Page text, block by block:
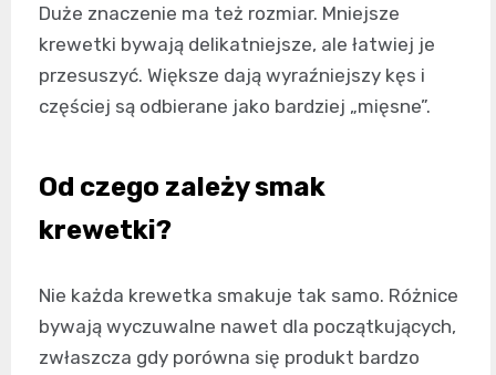
Duże znaczenie ma też rozmiar. Mniejsze
krewetki bywają delikatniejsze, ale łatwiej je
przesuszyć. Większe dają wyraźniejszy kęs i
częściej są odbierane jako bardziej „mięsne”.
Od czego zależy smak
krewetki?
Nie każda krewetka smakuje tak samo. Różnice
bywają wyczuwalne nawet dla początkujących,
zwłaszcza gdy porówna się produkt bardzo